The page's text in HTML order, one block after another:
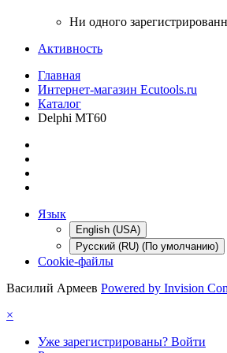
Ни одного
Активность
Главная
Интернет-магазин Ecutools.ru
Каталог
Delphi MT60
Язык
English (USA)
Русский (RU) (По умолчанию)
Cookie-файлы
Василий Армеев Powered by Invision
×
Уже зарегистрированы? Войти